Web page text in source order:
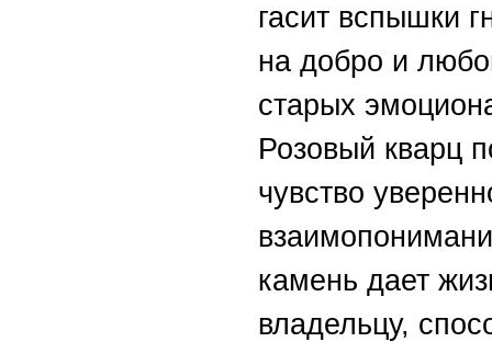
гасит вспышки
на добро и
старых
Розовый кварц
чувство
камень дает
владельцу,